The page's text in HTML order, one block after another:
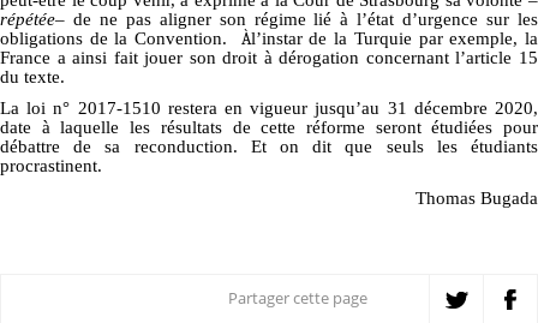
répétée– de ne pas aligner son régime lié à l’état d’urgence sur les
obligations de la Convention. Àl’instar de la Turquie par exemple, la
France a ainsi fait jouer son droit à dérogation concernant l’article 15
du texte.
La loi n° 2017-1510 restera en vigueur jusqu’au 31 décembre 2020,
date à laquelle les résultats de cette réforme seront étudiées pour
débattre de sa reconduction. Et on dit que seuls les étudiants
procrastinent.
Thomas Bugada
Partager cette page